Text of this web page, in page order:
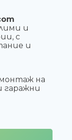
и
с
и
на
гаражни